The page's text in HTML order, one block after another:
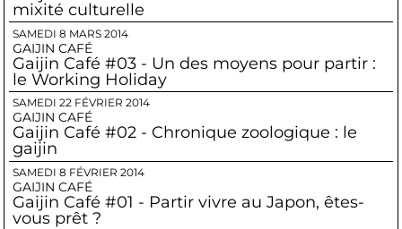
mixité culturelle
SAMEDI 8 MARS 2014
GAIJIN CAFÉ
Gaijin Café #03 - Un des moyens pour partir :
le Working Holiday
SAMEDI 22 FÉVRIER 2014
GAIJIN CAFÉ
Gaijin Café #02 - Chronique zoologique : le
gaijin
SAMEDI 8 FÉVRIER 2014
GAIJIN CAFÉ
Gaijin Café #01 - Partir vivre au Japon, êtes-
vous prêt ?